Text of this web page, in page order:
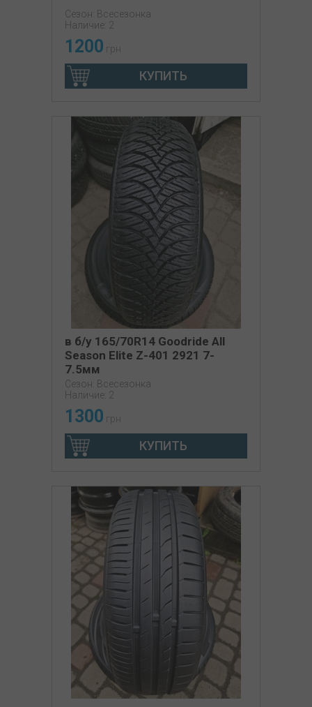
Сезон: Всесезонка
Наличие: 2
1200 грн
КУПИТЬ
в б/у 165/70R14 Goodride All
Season Elite Z-401 2921 7-
7.5мм
Сезон: Всесезонка
Наличие: 2
1300 грн
КУПИТЬ